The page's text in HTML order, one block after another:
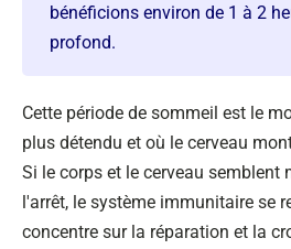
bénéficions environ de 1 à 2
profond.
Cette période de sommeil est le
plus détendu et où le cerveau
Si le corps et le cerveau semblent
l'arrêt, le système immunitaire se
concentre sur la réparation et la